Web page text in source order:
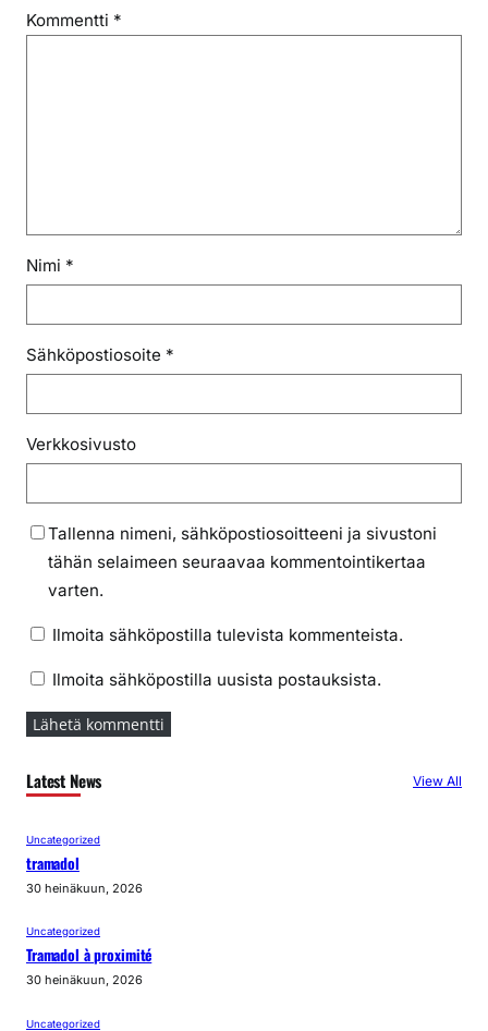
Kommentti *
Nimi *
Sähköpostiosoite *
Verkkosivusto
Tallenna nimeni, sähköpostiosoitteeni ja sivustoni
tähän selaimeen seuraavaa kommentointikertaa
varten.
Ilmoita sähköpostilla tulevista kommenteista.
Ilmoita sähköpostilla uusista postauksista.
Latest News View All
Uncategorized
tramadol
30 heinäkuun, 2026
Uncategorized
Tramadol à proximité
30 heinäkuun, 2026
Uncategorized